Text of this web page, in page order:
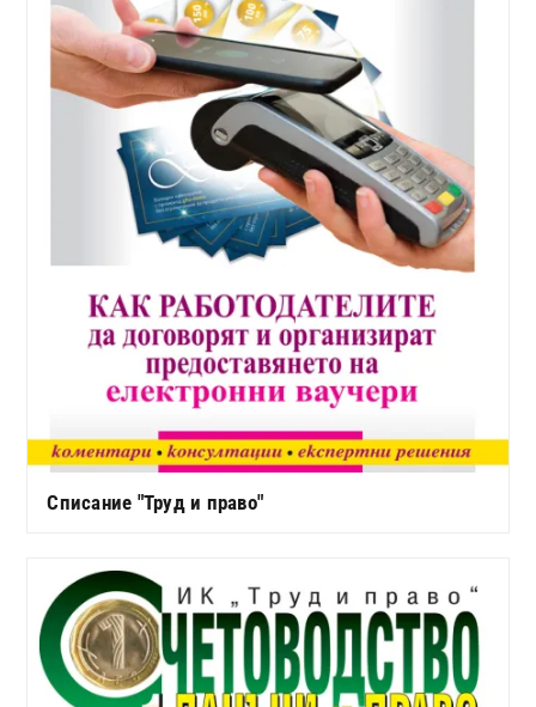
Списание "Труд и право"